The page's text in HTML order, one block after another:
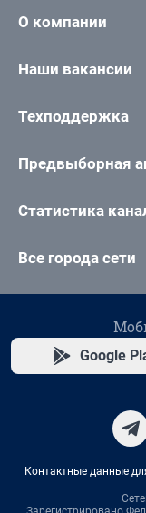
О компании
Наши вакансии
Техподдержка
Предвыборная
Статистика
Все города сети
Google
Контактные данные